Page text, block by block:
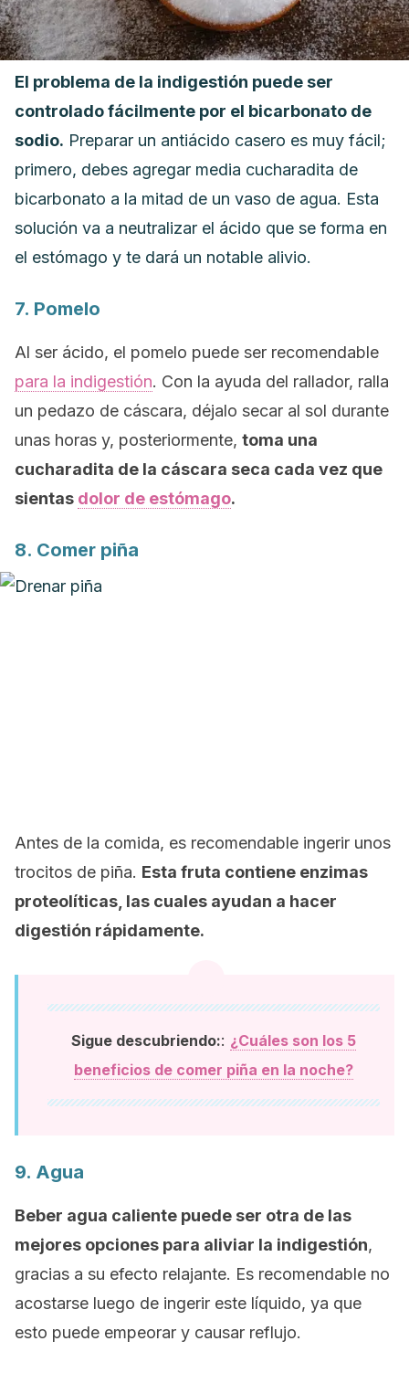
El problema de la indigestión puede ser
controlado fácilmente por el bicarbonato de
sodio. Preparar un antiácido casero es muy fácil;
primero, debes agregar media cucharadita de
bicarbonato a la mitad de un vaso de agua. Esta
solución va a neutralizar el ácido que se forma en
el estómago y te dará un notable alivio.
7. Pomelo
Al ser ácido, el pomelo puede ser recomendable
para la indigestión. Con la ayuda del rallador, ralla
un pedazo de cáscara, déjalo secar al sol durante
unas horas y, posteriormente, toma una
cucharadita de la cáscara seca cada vez que
sientas dolor de estómago.
8. Comer piña
Antes de la comida, es recomendable ingerir unos
trocitos de piña. Esta fruta contiene enzimas
proteolíticas, las cuales ayudan a hacer
digestión rápidamente.
Sigue descubriendo:: ¿Cuáles son los 5
beneficios de comer piña en la noche?
9. Agua
Beber agua caliente puede ser otra de las
mejores opciones para aliviar la indigestión,
gracias a su efecto relajante. Es recomendable no
acostarse luego de ingerir este líquido, ya que
esto puede empeorar y causar reflujo.